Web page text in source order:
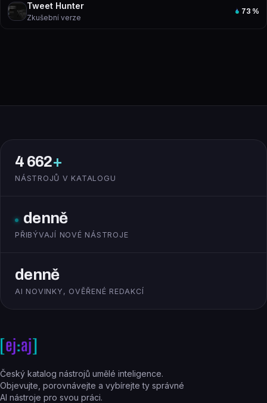
Tweet Hunter
Zkušební verze
73 %
4 662+
NÁSTROJŮ V KATALOGU
denně
PŘIBÝVAJÍ NOVÉ NÁSTROJE
denně
AI NOVINKY, OVĚŘENÉ REDAKCÍ
Český katalog nástrojů umělé inteligence.
Objevujte, porovnávejte a vybírejte ty správné
AI nástroje pro svou práci.